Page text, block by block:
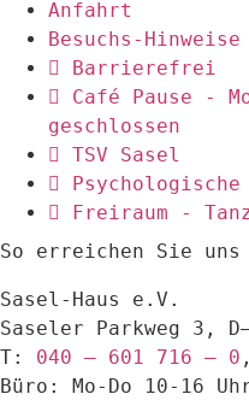
Anfahrt
Besuchs-Hinweise
Barrierefrei
Café Pause -
geschlossen
TSV Sasel
Freiraum -
So erreichen Sie uns
Sasel-Haus e.V.
Saseler Parkweg 3,
T: 040 – 601 716 – 0
Büro: Mo-Do 10-16